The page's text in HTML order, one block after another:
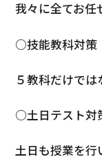
我々に全てお任
○技能教科対策
５教科だけでは
○土日テスト対
土日も授業を行